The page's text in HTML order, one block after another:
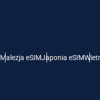
Malezja eSIMJaponia eSIM